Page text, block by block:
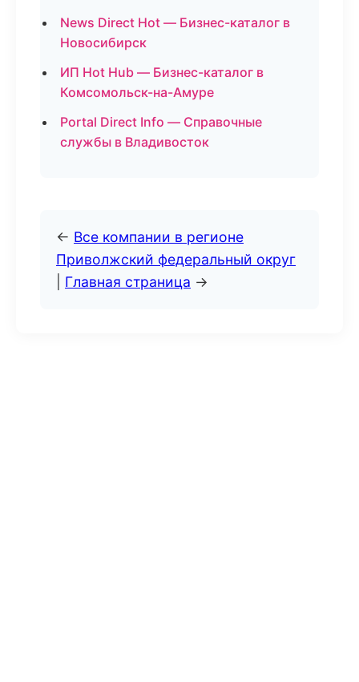
News Direct Hot — Бизнес-каталог в
Новосибирск
ИП Hot Hub — Бизнес-каталог в
Комсомольск-на-Амуре
Portal Direct Info — Справочные
службы в Владивосток
← Все компании в регионе
Приволжский федеральный округ
Главная страница →